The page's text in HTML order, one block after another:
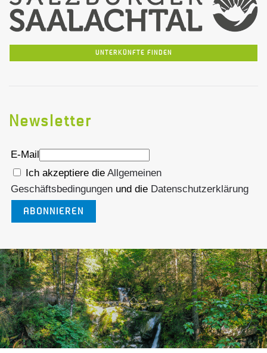
UNTERKÜNFTE FINDEN
Newsletter
E-Mail
Ich akzeptiere die Allgemeinen
Geschäftsbedingungen und die Datenschutzerklärung
ABONNIEREN